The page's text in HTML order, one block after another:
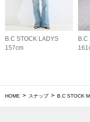
B.C STOCK LADYS
157cm
B.C
HOME スナップ B.C STOCK